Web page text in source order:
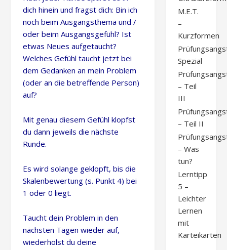
dich hinein und fragst dich: Bin ich
noch beim Ausgangsthema und /
oder beim Ausgangsgefühl? Ist
etwas Neues aufgetaucht?
Welches Gefühl taucht jetzt bei
dem Gedanken an mein Problem
(oder an die betreffende Person)
auf?
Mit genau diesem Gefühl klopfst
du dann jeweils die nächste
Runde.
Es wird solange geklopft, bis die
Skalenbewertung (s. Punkt 4) bei
1 oder 0 liegt.
Taucht dein Problem in den
nächsten Tagen wieder auf,
wiederholst du deine
M.E.T.
–
Kurzformen
Spezial
– Teil
III
– Teil II
– Was
tun?
Lerntipp
5 –
Leichter
Lernen
mit
Karteikarten